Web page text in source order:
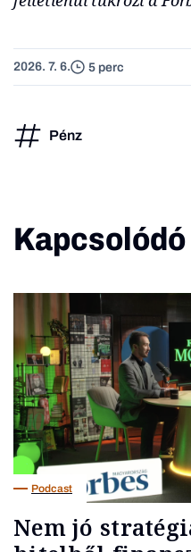
2026. 7. 6. 5 perc
Pénz
Podcast
Nem jó